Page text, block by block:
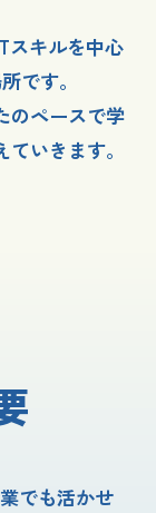
スキルを中心
です。
のペースで学
いきます。
でも活かせ